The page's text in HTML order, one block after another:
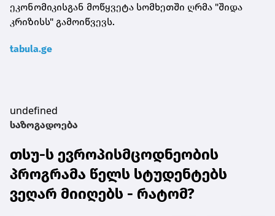
ეკონომიკისგან მოწყვეტა სომხეთში ღრმა "შიდა
კრიზისს" გამოიწვევს.
tabula.ge
undefined
საზოგადოება
თსუ-ს ევროპისმცოდნეობის
პროგრამა წელს სტუდენტებს
ვეღარ მიიღებს - რატომ?